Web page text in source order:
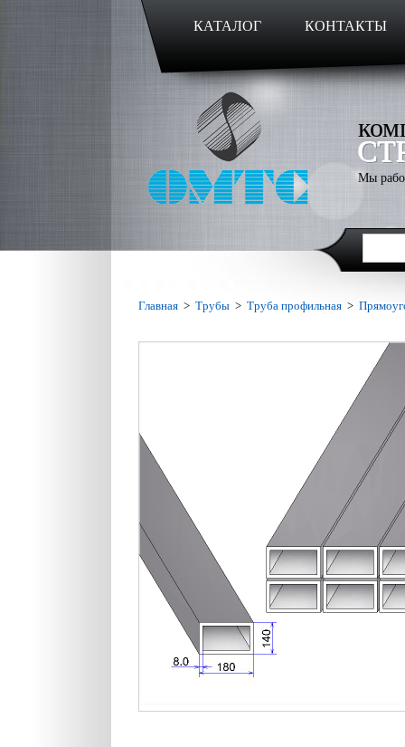
КАТАЛОГ КОНТАКТЫ
Мы
Главная > Трубы > Труба профильная >